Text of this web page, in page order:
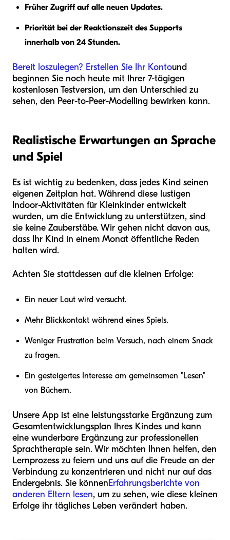
Früher Zugriff auf alle neuen Updates.
Priorität bei der Reaktionszeit des Supports
innerhalb von 24 Stunden.
Bereit loszulegen? Erstellen Sie Ihr Kontound
beginnen Sie noch heute mit Ihrer 7-tägigen
kostenlosen Testversion, um den Unterschied zu
sehen, den Peer-to-Peer-Modelling bewirken kann.
Realistische Erwartungen an Sprache
und Spiel
Es ist wichtig zu bedenken, dass jedes Kind seinen
eigenen Zeitplan hat. Während diese lustigen
Indoor-Aktivitäten für Kleinkinder entwickelt
wurden, um die Entwicklung zu unterstützen, sind
sie keine Zauberstäbe. Wir gehen nicht davon aus,
dass Ihr Kind in einem Monat öffentliche Reden
halten wird.
Achten Sie stattdessen auf die kleinen Erfolge:
Ein neuer Laut wird versucht.
Mehr Blickkontakt während eines Spiels.
Weniger Frustration beim Versuch, nach einem Snack
zu fragen.
Ein gesteigertes Interesse am gemeinsamen "Lesen"
von Büchern.
Unsere App ist eine leistungsstarke Ergänzung zum
Gesamtentwicklungsplan Ihres Kindes und kann
eine wunderbare Ergänzung zur professionellen
Sprachtherapie sein. Wir möchten Ihnen helfen, den
Lernprozess zu feiern und uns auf die Freude an der
Verbindung zu konzentrieren und nicht nur auf das
Endergebnis. Sie könnenErfahrungsberichte von
anderen Eltern lesen, um zu sehen, wie diese kleinen
Erfolge ihr tägliches Leben verändert haben.